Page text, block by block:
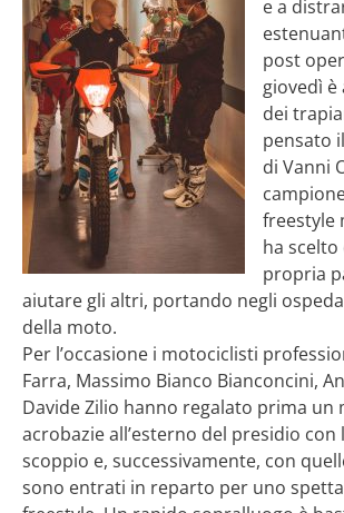
e a
post
giovedì è
dei
pensato
di Vanni
freestyle
ha
propria
aiutare gli altri, portando negli
della moto.
Per l’occasione i motociclisti
Farra, Massimo Bianco Bianconcini,
Davide Zilio hanno regalato prima un
acrobazie all’esterno del presidio con
scoppio e, successivamente, con
sono entrati in reparto per uno